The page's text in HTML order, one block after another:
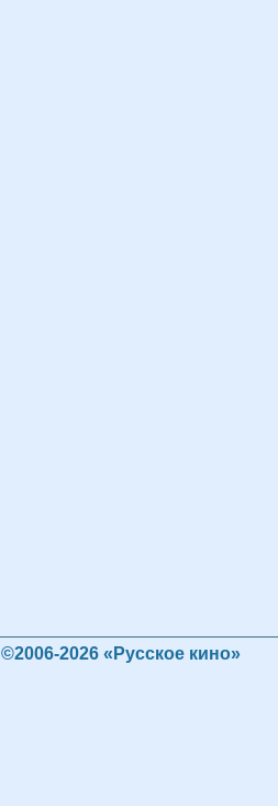
©2006-2026 «Русское кино»